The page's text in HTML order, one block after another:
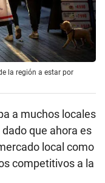
la región a estar por
a muchos locales
que ahora es
local como
competitivos a la